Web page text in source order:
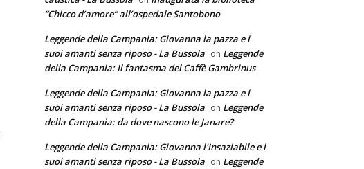
“Chicco d’amore” all’ospedale Santobono
Leggende della Campania: Giovanna la pazza e i
suoi amanti senza riposo - La Bussola on Leggende
della Campania: Il fantasma del Caffè Gambrinus
Leggende della Campania: Giovanna la pazza e i
suoi amanti senza riposo - La Bussola on Leggende
della Campania: da dove nascono le Janare?
Leggende della Campania: Giovanna l'Insaziabile e i
suoi amanti senza riposo - La Bussola on Leggende